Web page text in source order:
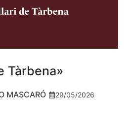
Tàrbena»
MASCARÓ 29/05/2026